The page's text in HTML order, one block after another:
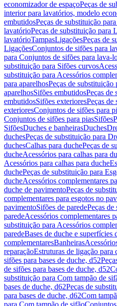
economizador de espaçoPeças de
interior para lavatórios, modelo
embutidosPeças de substituição
lavatórioPeças de substituição para
lavatórioTampasLigaçõesPeças de
LigaçõesConjuntos de sifões para
para Conjuntos de sifões para lava-
substituição para Sifões curvos
substituição para Acessórios
para aparelhosPeças de substituição
aparelhosSifões embutidosPeças de
embutidosSifões exterioresPeças de
exterioresConjuntos de sifões para
Conjuntos de sifões para piasSifões
SifõesDuches e banheirasDuches
duchesPeças de substituição para
duchesCalhas para duchePeças de
ducheAcessórios para calhas para
Acessórios para calhas para duche
duchePeças de substituição para
ducheAcessórios complementares
duche de pavimentoPeças de
complementares para esgotos no
pavimentoSifões de paredePeças
paredeAcessórios complementares
substituição para Acessórios
paredeBases de duche e superfícies
complementaresBanheiras
reparaçãoEstruturas de ligação para
sifões para bases de duche, d52
de sifões para bases de duche, d52
substituição para Com tampão de
bases de duche, d62Peças de
para bases de duche, d62Com
para Com tampão de sifãoConjuntos